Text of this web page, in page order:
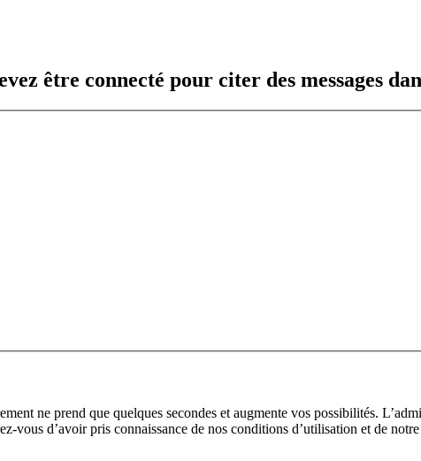
être connecté pour citer des messages
ne prend que quelques secondes et augmente vos possibilités.
vous d’avoir pris connaissance de nos conditions d’utilisation et de